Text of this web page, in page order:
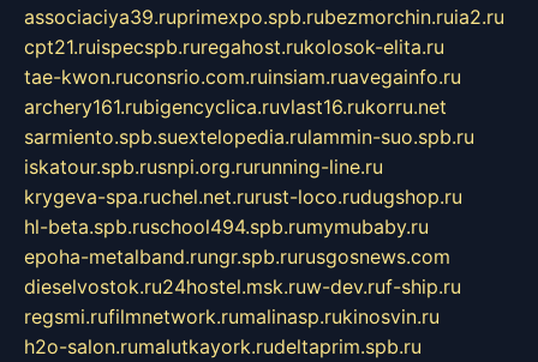
associaciya39.ruprimexpo.spb.rubezmorchin.ruia2.ru
cpt21.ruispecspb.ruregahost.rukolosok-elita.ru
tae-kwon.ruconsrio.com.ruinsiam.ruavegainfo.ru
archery161.rubigencyclica.ruvlast16.rukorru.net
sarmiento.spb.suextelopedia.rulammin-suo.spb.ru
iskatour.spb.rusnpi.org.rurunning-line.ru
krygeva-spa.ruchel.net.rurust-loco.rudugshop.ru
hl-beta.spb.ruschool494.spb.rumymubaby.ru
epoha-metalband.rungr.spb.rurusgosnews.com
dieselvostok.ru24hostel.msk.ruw-dev.ruf-ship.ru
regsmi.rufilmnetwork.rumalinasp.rukinosvin.ru
h2o-salon.rumalutkayork.rudeltaprim.spb.ru